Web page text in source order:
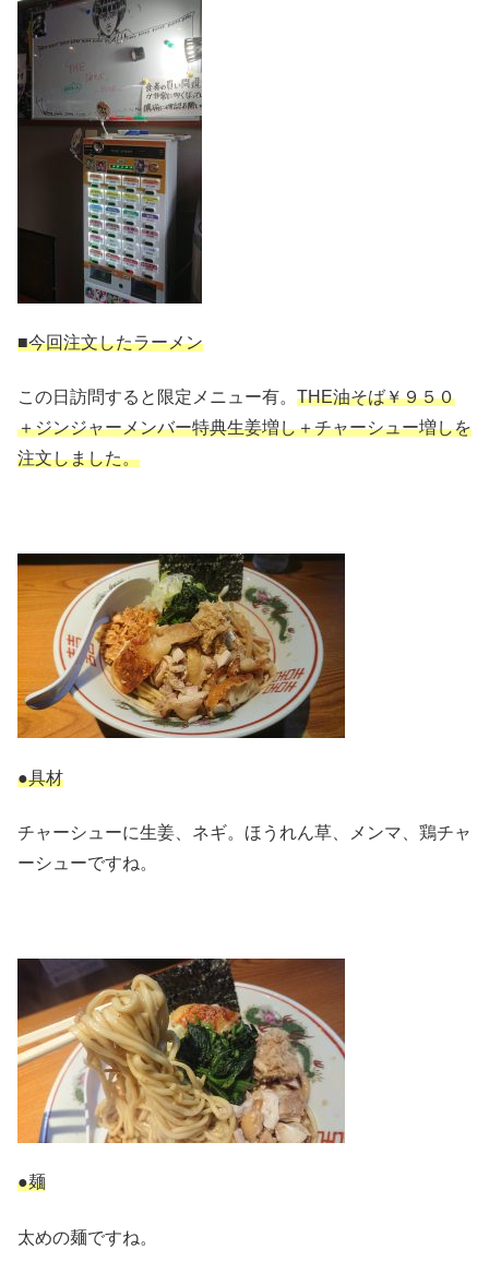
■今回注文したラーメン
この日訪問すると限定メニュー有。 THE油そば￥９５０
＋ジンジャーメンバー特典生姜増し＋チャーシュー増しを
注文しました。
●具材
チャーシューに生姜、ネギ。ほうれん草、メンマ、鶏チャ
ーシューですね。
●麺
太めの麺ですね。